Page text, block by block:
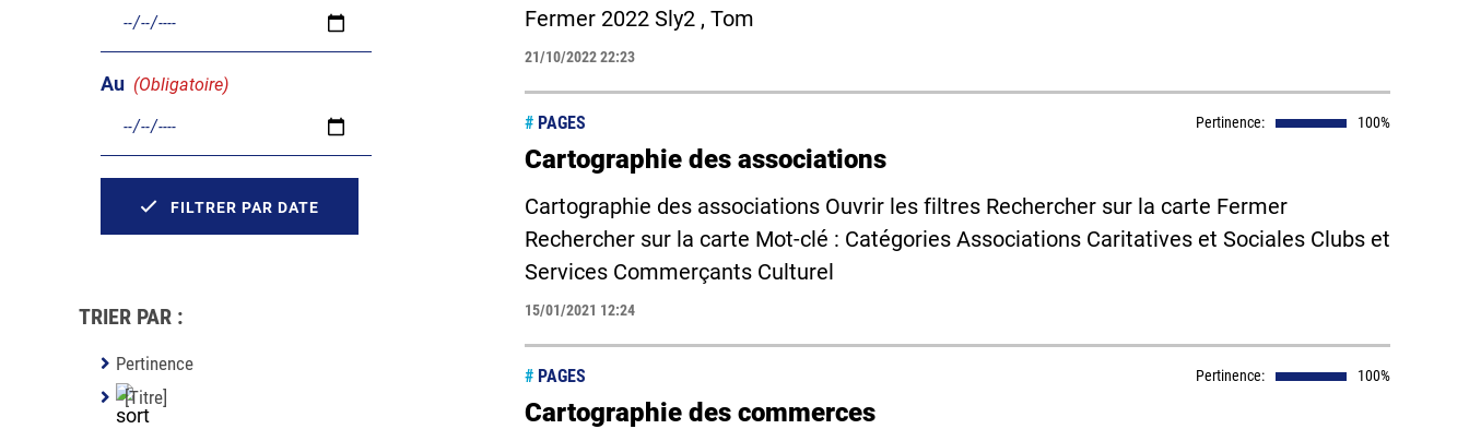
Fermer 2022 Sly2 , Tom
21/10/2022 22:23
# PAGES Pertinence: 100%
Cartographie des associations
Cartographie des associations Ouvrir les filtres Rechercher sur la carte Fermer
Rechercher sur la carte Mot-clé : Catégories Associations Caritatives et Sociales Clubs et
Services Commerçants Culturel
15/01/2021 12:24
# PAGES Pertinence: 100%
Cartographie des commerces
Au (Obligatoire)
FILTRER PAR DATE
TRIER PAR :
Pertinence
[Titre]